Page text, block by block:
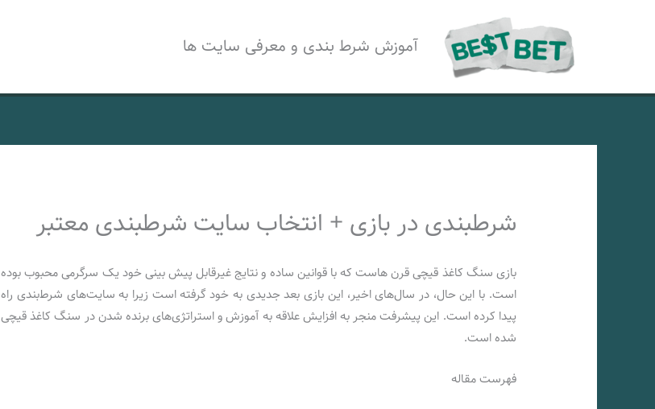
آموزش شرط بندی و معرفی سایت ها
شرطبندی در بازی + انتخاب سایت شرطبندی معتبر
بازی سنگ کاغذ قیچی قرن هاست که با قوانین ساده و نتایج غیرقابل پیش بینی خود یک سرگرمی محبوب بوده
است. با این حال، در سال‌های اخیر، این بازی بعد جدیدی به خود گرفته است زیرا به سایت‌های شرط‌بندی راه
پیدا کرده است. این پیشرفت منجر به افزایش علاقه به آموزش و استراتژی‌های برنده شدن در سنگ کاغذ قیچی
شده است.
فهرست مقاله